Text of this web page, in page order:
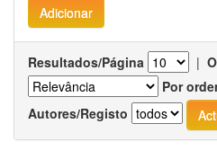
Resultados/Página |
Por
Autores/Registo